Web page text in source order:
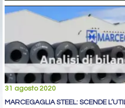
31 agosto 2020
MARCEGAGLIA STEEL: SCENDE